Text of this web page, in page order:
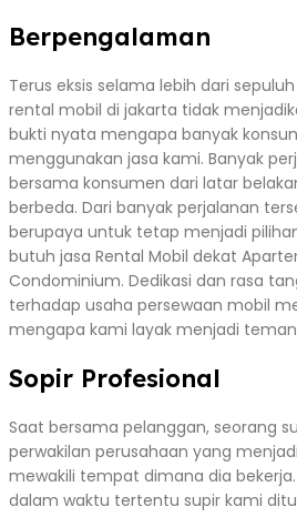
Berpengalaman
Terus eksis selama lebih dari
rental mobil di jakarta tidak
bukti nyata mengapa banyak
menggunakan jasa kami. Banyak
bersama konsumen dari latar
berbeda. Dari banyak perjalanan
berupaya untuk tetap menjadi
butuh jasa Rental Mobil dekat
Condominium. Dedikasi dan rasa
terhadap usaha persewaan mobil
mengapa kami layak menjadi
Sopir Profesional
Saat bersama pelanggan, seorang
perwakilan perusahaan yang
mewakili tempat dimana dia
dalam waktu tertentu supir kami